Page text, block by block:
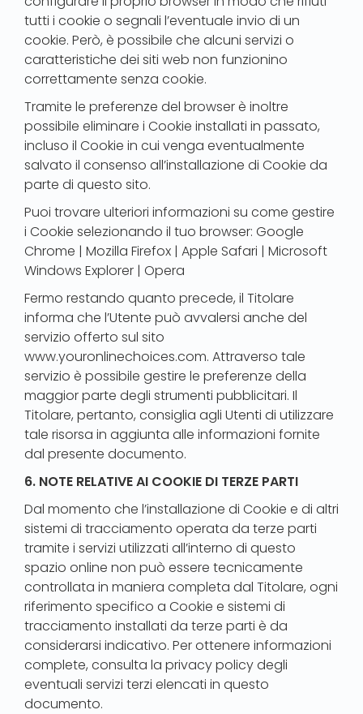
tutti i cookie o segnali l’eventuale invio di un
cookie. Però, è possibile che alcuni servizi o
caratteristiche dei siti web non funzionino
correttamente senza cookie.
Tramite le preferenze del browser è inoltre
possibile eliminare i Cookie installati in passato,
incluso il Cookie in cui venga eventualmente
salvato il consenso all’installazione di Cookie da
parte di questo sito.
Puoi trovare ulteriori informazioni su come gestire
i Cookie selezionando il tuo browser: Google
Chrome | Mozilla Firefox | Apple Safari | Microsoft
Windows Explorer | Opera
Fermo restando quanto precede, il Titolare
informa che l’Utente può avvalersi anche del
servizio offerto sul sito
www.youronlinechoices.com. Attraverso tale
servizio è possibile gestire le preferenze della
maggior parte degli strumenti pubblicitari. Il
Titolare, pertanto, consiglia agli Utenti di utilizzare
tale risorsa in aggiunta alle informazioni fornite
dal presente documento.
6. NOTE RELATIVE AI COOKIE DI TERZE PARTI
Dal momento che l’installazione di Cookie e di altri
sistemi di tracciamento operata da terze parti
tramite i servizi utilizzati all’interno di questo
spazio online non può essere tecnicamente
controllata in maniera completa dal Titolare, ogni
riferimento specifico a Cookie e sistemi di
tracciamento installati da terze parti è da
considerarsi indicativo. Per ottenere informazioni
complete, consulta la privacy policy degli
eventuali servizi terzi elencati in questo
documento.